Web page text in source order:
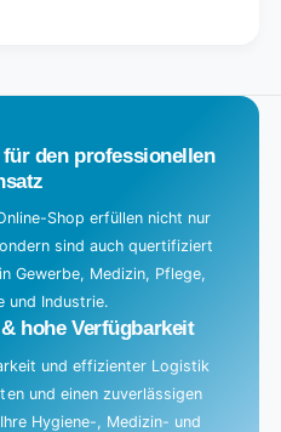
den professionellen
Shop erfüllen nicht nur
sind auch quertifiziert
Gewerbe, Medizin, Pflege,
und Industrie.
hohe Verfügbarkeit
und effizienter Logistik
und einen zuverlässigen
Hygiene-, Medizin- und